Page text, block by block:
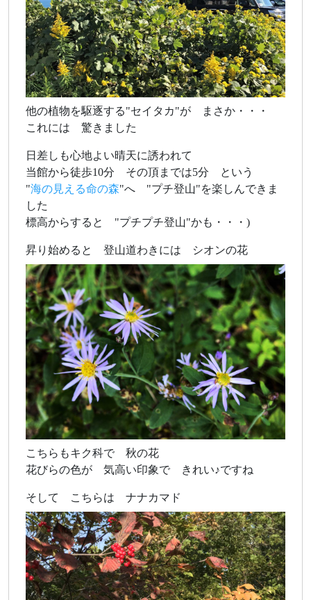
他の植物を駆逐する"セイタカ"が まさか・・・
これには 驚きました
日差しも心地よい晴天に誘われて
当館から徒歩10分 その頂までは5分 という
"海の見える命の森"へ "プチ登山"を楽しんできま
した
標高からすると "プチプチ登山"かも・・・)
昇り始めると 登山道わきには シオンの花
こちらもキク科で 秋の花
花びらの色が 気高い印象で きれい♪ですね
そして こちらは ナナカマド